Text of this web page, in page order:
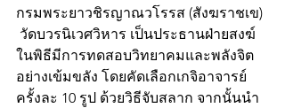
กรมพระยาวชิรญาณวโรรส (สังฆราชเข)
วัดบวรนิเวศวิหาร เป็นประธานฝ่ายสงฆ์
ในพิธีมีการทดสอบวิทยาคมและพลังจิต
อย่างเข้มขลัง โดยคัดเลือกเกจิอาจารย์
ครั้งละ 10 รูป ด้วยวิธีจับสลาก จากนั้นนำ